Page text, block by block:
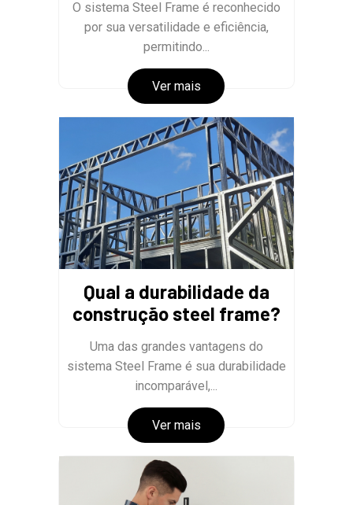
O sistema Steel Frame é reconhecido
por sua versatilidade e eficiência,
permitindo...
Ver mais
Qual a durabilidade da
construção steel frame?
Uma das grandes vantagens do
sistema Steel Frame é sua durabilidade
incomparável,...
Ver mais